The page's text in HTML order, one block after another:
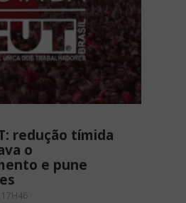
redução tímida
o
e pune
17H46